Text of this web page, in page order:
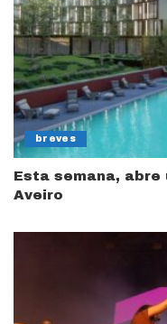
breves
Esta semana, abre
Aveiro